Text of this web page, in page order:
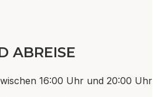
ABREISE
16:00 Uhr und 20:00 Uhr